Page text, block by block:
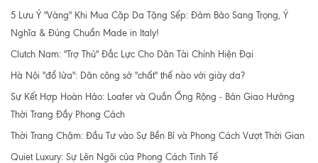
5 Lưu Ý "Vàng" Khi Mua Cặp Da Tặng Sếp: Đảm Bảo Sang Trọng, Ý
Nghĩa & Đúng Chuẩn Made in Italy!
Clutch Nam: "Trợ Thủ" Đắc Lực Cho Dân Tài Chính Hiện Đại
Hà Nội "đổ lửa": Dân công sở "chất" thế nào với giày da?
Sự Kết Hợp Hoàn Hảo: Loafer và Quần Ống Rộng - Bản Giao Hưởng
Thời Trang Đầy Phong Cách
Thời Trang Chậm: Đầu Tư vào Sự Bền Bỉ và Phong Cách Vượt Thời Gian
Quiet Luxury: Sự Lên Ngôi của Phong Cách Tinh Tế